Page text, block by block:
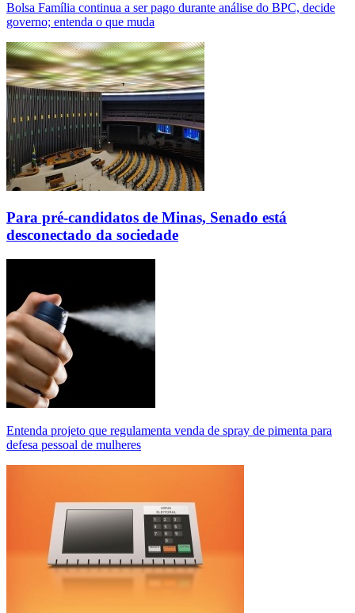
Bolsa Família continua a ser pago durante análise do BPC, decide
governo; entenda o que muda
Para pré-candidatos de Minas, Senado está
desconectado da sociedade
Entenda projeto que regulamenta venda de spray de pimenta para
defesa pessoal de mulheres